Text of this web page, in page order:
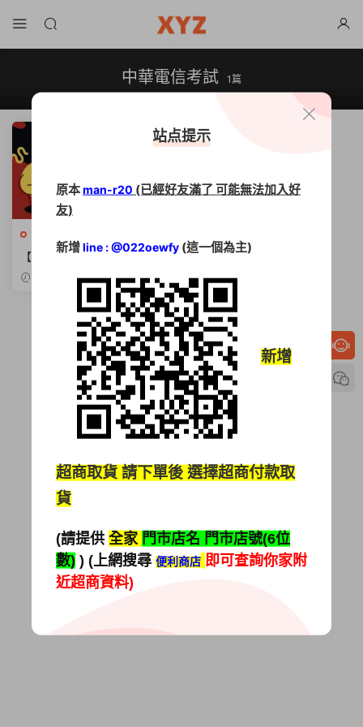
中華電信考試 1篇
事業招考
【2026中華電信招考】時
程、神級類組與報考Q&A全攻
2025-11-25
站点提示
原本man-r20 (已經好友滿了 可能無法加入好
友)
新增line : @022oewfy (這一個為主)
新增
超商取貨 請下單後 選擇超商付款取
貨
(請提供 全家 門市店名 門市店號(6位
數) ) (上網搜尋 便利商店 即可查詢你家附
近超商資料)